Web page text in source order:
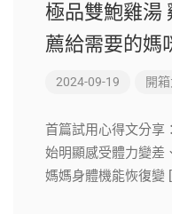
極品雙鮑雞湯
薦給需要的媽
2024-09-19 開
首篇試用心得文分享
始明顯感受體力變差
媽媽身體機能恢復變